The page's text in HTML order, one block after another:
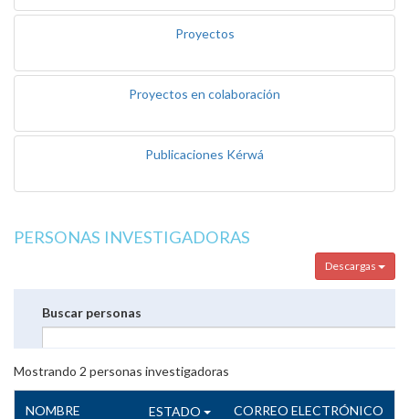
Proyectos
Proyectos en colaboración
Publicaciones Kérwá
PERSONAS INVESTIGADORAS
Descargas
Buscar personas
Mostrando 2 personas investigadoras
NOMBRE ESTADO CORREO ELECTRÓNICO